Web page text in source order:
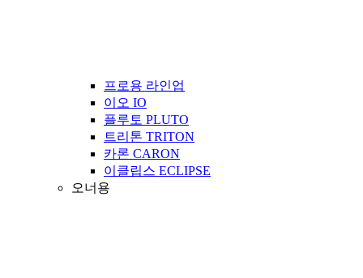
프로용 라인업
이오 IO
플루토 PLUTO
트리톤 TRITON
카론 CARON
이클립스 ECLIPSE
오너용